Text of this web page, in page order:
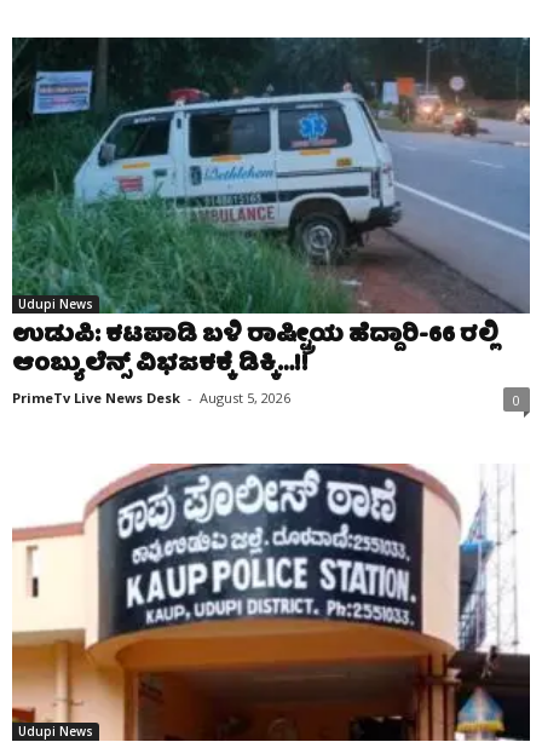
Udupi News
ಉಡುಪಿ: ಕಟಪಾಡಿ ಬಳಿ ರಾಷ್ಟ್ರೀಯ ಹೆದ್ದಾರಿ-66 ರಲ್ಲಿ
ಆಂಬ್ಯುಲೆನ್ಸ್ ವಿಭಜಕಕ್ಕೆ ಡಿಕ್ಕಿ…!!
PrimeTv Live News Desk - August 5, 2026 0
Udupi News